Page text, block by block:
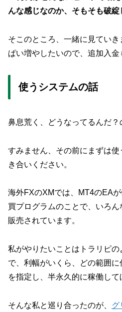
んな感じなのか、そもそも破綻
そこのところ、一緒に見てい
ぱい増やしたいので、追加入金
使うシステムの話
鼻息荒く、どうなってるんだ？
すみません、その前にまずは
き合いください。
海外FXのXMでは、MT4のEA
買プログラムのことで、いろ
販売されています。
私がやりたいことはトラリピ
で、利幅がいくら、どの範囲
を指定し、半永久的に稼働して
そんな私と巡り合ったのが、 グ